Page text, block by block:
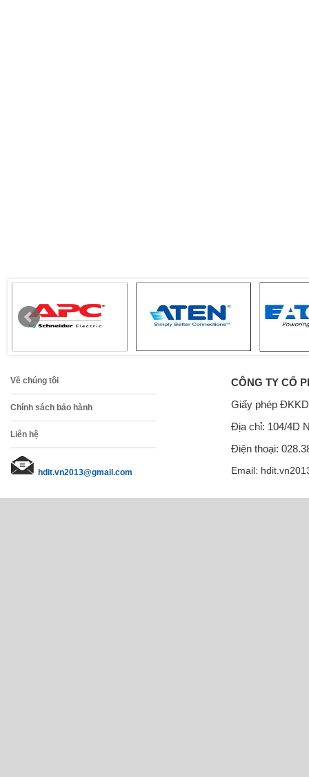
Về chúng tôi
Chính sách bảo hành
Liên hệ
hdit.vn2013@gmail.com
CÔNG TY CỔ
Giấy phép
Địa chỉ: 104/4D
Điện thoại:
Email: